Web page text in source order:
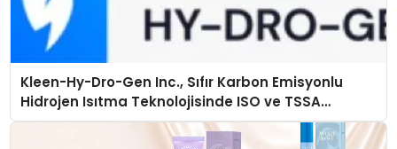
Kleen-Hy-Dro-Gen Inc., Sıfır Karbon Emisyonlu
Hidrojen Isıtma Teknolojisinde ISO ve TSSA
Düzenleyici Onaylarını Aldı